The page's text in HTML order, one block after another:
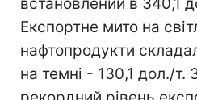
Експортне мито на
нафтопродукти
на темні - 130,1 дол./т.